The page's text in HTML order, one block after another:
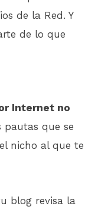
de la Red. Y
de lo que
Internet no
pautas que se
nicho al que te
blog revisa la